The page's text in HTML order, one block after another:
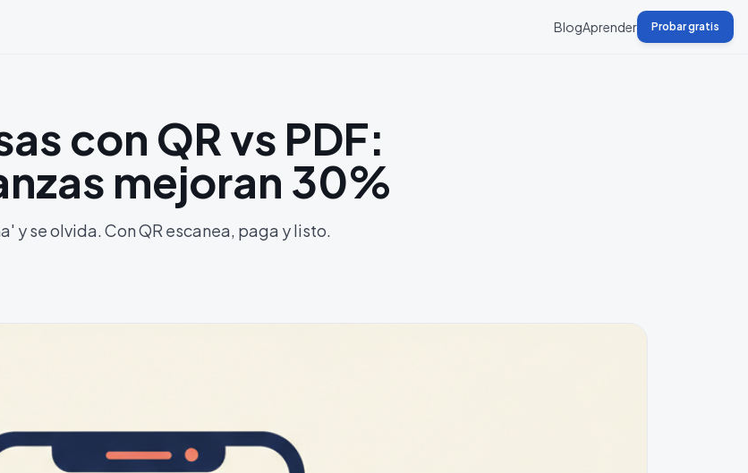
BlogAprender Probar gratis
con QR vs PDF:
mejoran 30%
y se olvida. Con QR escanea, paga y listo.